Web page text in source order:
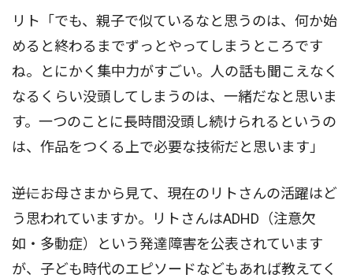
リト「でも、親子で似ているなと思うのは、何か始
めると終わるまでずっとやってしまうところです
ね。とにかく集中力がすごい。人の話も聞こえなく
なるくらい没頭してしまうのは、一緒だなと思いま
す。一つのことに長時間没頭し続けられるというの
は、作品をつくる上で必要な技術だと思います」
――逆にお母さまから見て、現在のリトさんの活躍はど
う思われていますか。リトさんはADHD（注意欠
如・多動症）という発達障害を公表されています
が、子ども時代のエピソードなどもあれば教えてく